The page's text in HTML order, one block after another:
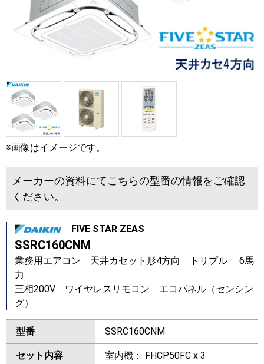
※画像はイメージです。
メーカーの資料にてこちらの型番の情報をご確認
ください。
FIVE STAR ZEAS
SSRC160CNM
業務用エアコン 天井カセット形4方向 トリプル 6馬
力
三相200V ワイヤレスリモコン エコパネル（センシン
グ）
型番 SSRC160CNM
セット内容
室内機： FHCP50FC x 3